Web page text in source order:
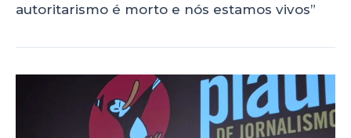
autoritarismo é morto e nós estamos vivos”